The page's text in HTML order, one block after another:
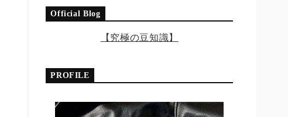
Official Blog
【究極の豆知識】
PROFILE